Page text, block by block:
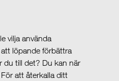
vilja använda
löpande förbättra
du till det? Du kan när
att återkalla ditt